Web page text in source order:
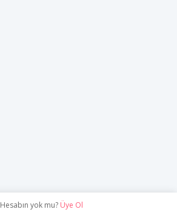
Hesabın yok mu? Üye Ol